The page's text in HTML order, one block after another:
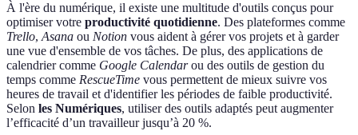
À l'ère du numérique, il existe une multitude d'outils conçus pour
optimiser votre productivité quotidienne. Des plateformes comme
Trello, Asana ou Notion vous aident à gérer vos projets et à garder
une vue d'ensemble de vos tâches. De plus, des applications de
calendrier comme Google Calendarou des outils de gestion du
temps comme RescueTime vous permettent de mieux suivre vos
heures de travail et d'identifier les périodes de faible productivité.
Selon les Numériques, utiliser des outils adaptés peut augmenter
l’efficacité d’un travailleur jusqu’à 20 %.